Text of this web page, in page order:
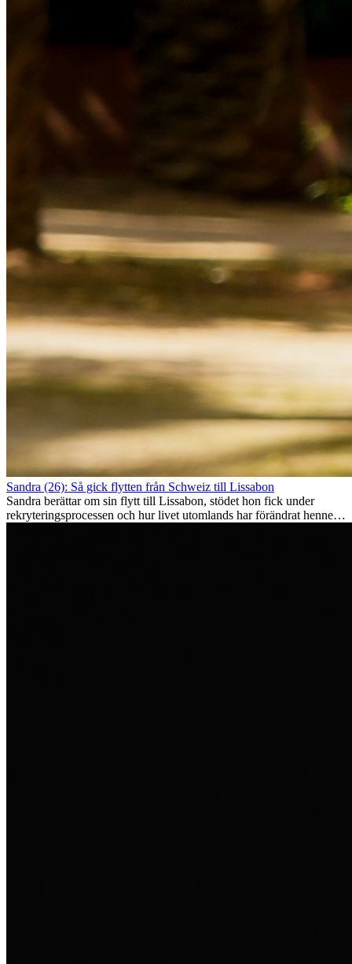
Sandra (26): Så gick flytten från Schweiz till Lissabon
Sandra berättar om sin flytt till Lissabon, stödet hon fick under
rekryteringsprocessen och hur livet utomlands har förändrat henne